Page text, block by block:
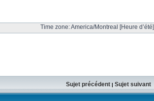
Time zone: America/Montreal [Heure d’été]
Sujet précédent | Sujet suivant